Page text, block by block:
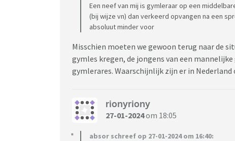
Een neef van mij is gymleraar op een
(bij wijze vn) dan verkeerd opvangen na een
absoluut minder voor
Misschien moeten we gewoon terug naar de
gymles kregen, de jongens van een
gymlerares. Waarschijnlijk zijn er in
rionyriony
27-01-2024om 18:05
absor schreef op 27-01-2024 om 16:40: